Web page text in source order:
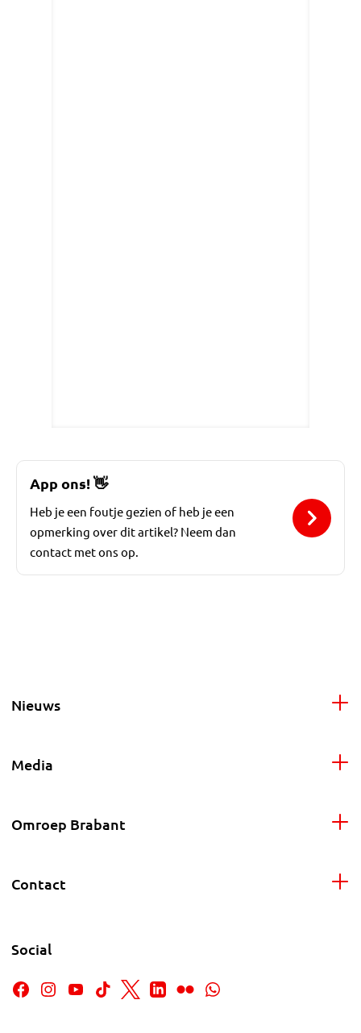
App ons!👋
Heb je een foutje gezien of heb je een
opmerking over dit artikel? Neem dan
contact met ons op.
Nieuws
Media
Omroep Brabant
Contact
Social